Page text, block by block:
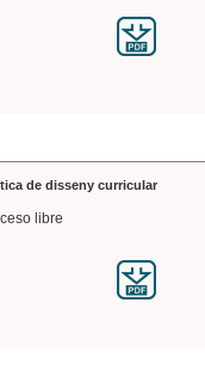
de disseny curricular
libre